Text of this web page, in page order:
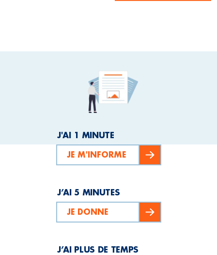
J'AI 1 MINUTE
JE M'INFORME
J’AI 5 MINUTES
JE DONNE
J’AI PLUS DE TEMPS